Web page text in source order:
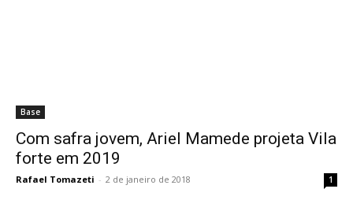
Base
Com safra jovem, Ariel Mamede projeta Vila
forte em 2019
Rafael Tomazeti - 2 de janeiro de 2018 1